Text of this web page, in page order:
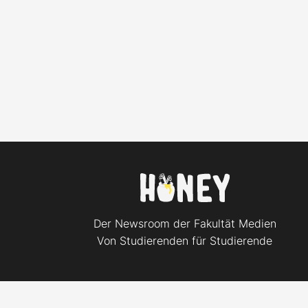
Der Newsroom der Fakultät Medien
Von Studierenden für Studierende